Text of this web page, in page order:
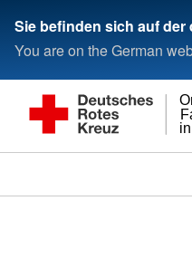
Sie befinden sich auf der
You are on the German